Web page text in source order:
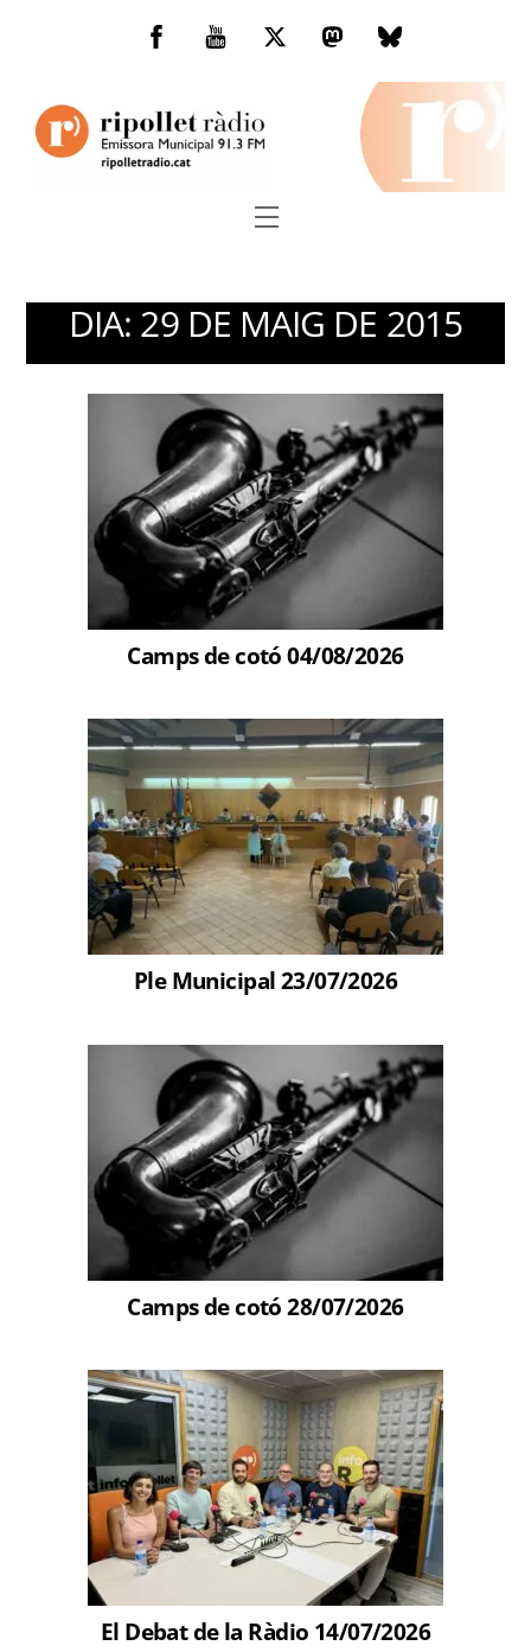
Facebook
You
TwitterMastodonBluesky
Menu
DIA: 29 DE MAIG DE 2015
Camps de cotó 04/08/2026
Ple Municipal 23/07/2026
Camps de cotó 28/07/2026
El Debat de la Ràdio 14/07/2026